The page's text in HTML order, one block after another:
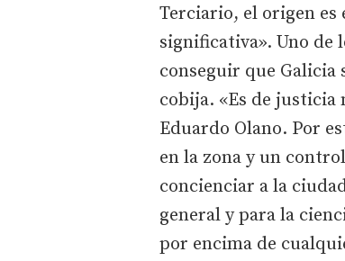
Terciario, el origen es
significativa». Uno de
conseguir que Galicia
cobija. «Es de
Eduardo Olano. Por
en la zona y un
concienciar a la
general y para la
por encima de